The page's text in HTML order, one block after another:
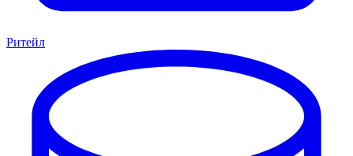
Ритейл